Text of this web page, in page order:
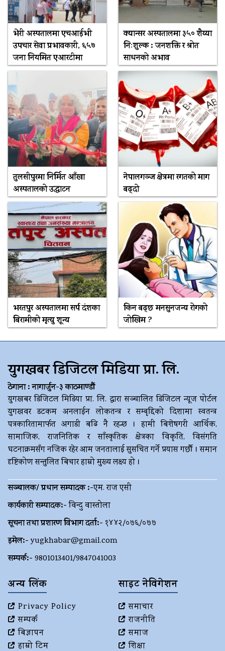
भेरी अस्पतालमा एचआईभी
उपचार सेवा प्रभावकारी, ६५७
जना नियमित एआरटीमा
क्यान्सर अस्पतालमा ३५० शैय्या
निःशुल्क : जनशक्ति र श्रोत
साधनको अभाव
तुलसीपुरमा निर्मित आँखा
अस्पतालको उद्घाटन
नेपालगञ्ज क्षेत्रमा रगतको माग
बढ्दो
भरतपुर अस्पतालमा सर्प दंशका
बिरामीको मृत्यु शून्य
किन बढ्छ मनसुनजन्य रोगको
जोखिम ?
युगखबर डिजिटल मिडिया प्रा. लि.
ठेगाना : नागार्जुन-३ काठमाण्डौं
युगखबर डिजिटल मिडिया प्रा. लि. द्धारा सञ्चालित डिजिटल न्यूज पोर्टल
युगखवर डटकम अनलाईन लोकतन्त्र र सम्बृद्दिको दिशामा स्वतन्त्र
पत्रकारितामार्फत अगाडी बढि नै रहन्छ । हामी बिशेषगरी आर्थिक,
सामाजिक, राजनितिक र साँस्कृतिक क्षेत्रका विकृति, विसंगति
घटनाक्रमसँग नजिक रहेर आम जनतालाई सुसचित गर्ने प्रयास गर्छौ । समान
दृष्टिकोण सन्तुलित बिचार हाम्रो मुख्य लक्ष्य हो ।
सञ्चालक/ प्रधान सम्पादक :-एम. राज एसी
कार्यकारी सम्पादक:-विन्दु वास्तोला
सूचना तथा प्रशारण विभाग दर्ता:- १४४२/०७६/०७७
इमेल:- yugkhabar@gmail.com
सम्पर्क:- 9801013401/9847041003
अन्य लिंक
Privacy Policy
सम्पर्क
बिज्ञापन
हाम्रो टिम
साइट नेविगेशन
समाचार
राजनीति
समाज
शिक्षा